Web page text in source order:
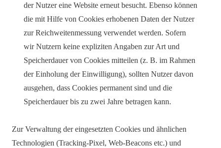
der Nutzer eine Website erneut besucht. Ebenso können
die mit Hilfe von Cookies erhobenen Daten der Nutzer
zur Reichweitenmessung verwendet werden. Sofern
wir Nutzern keine expliziten Angaben zur Art und
Speicherdauer von Cookies mitteilen (z. B. im Rahmen
der Einholung der Einwilligung), sollten Nutzer davon
ausgehen, dass Cookies permanent sind und die
Speicherdauer bis zu zwei Jahre betragen kann.
Zur Verwaltung der eingesetzten Cookies und ähnlichen
Technologien (Tracking-Pixel, Web-Beacons etc.) und